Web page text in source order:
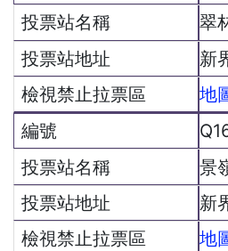
翠
新
地
景
新
地